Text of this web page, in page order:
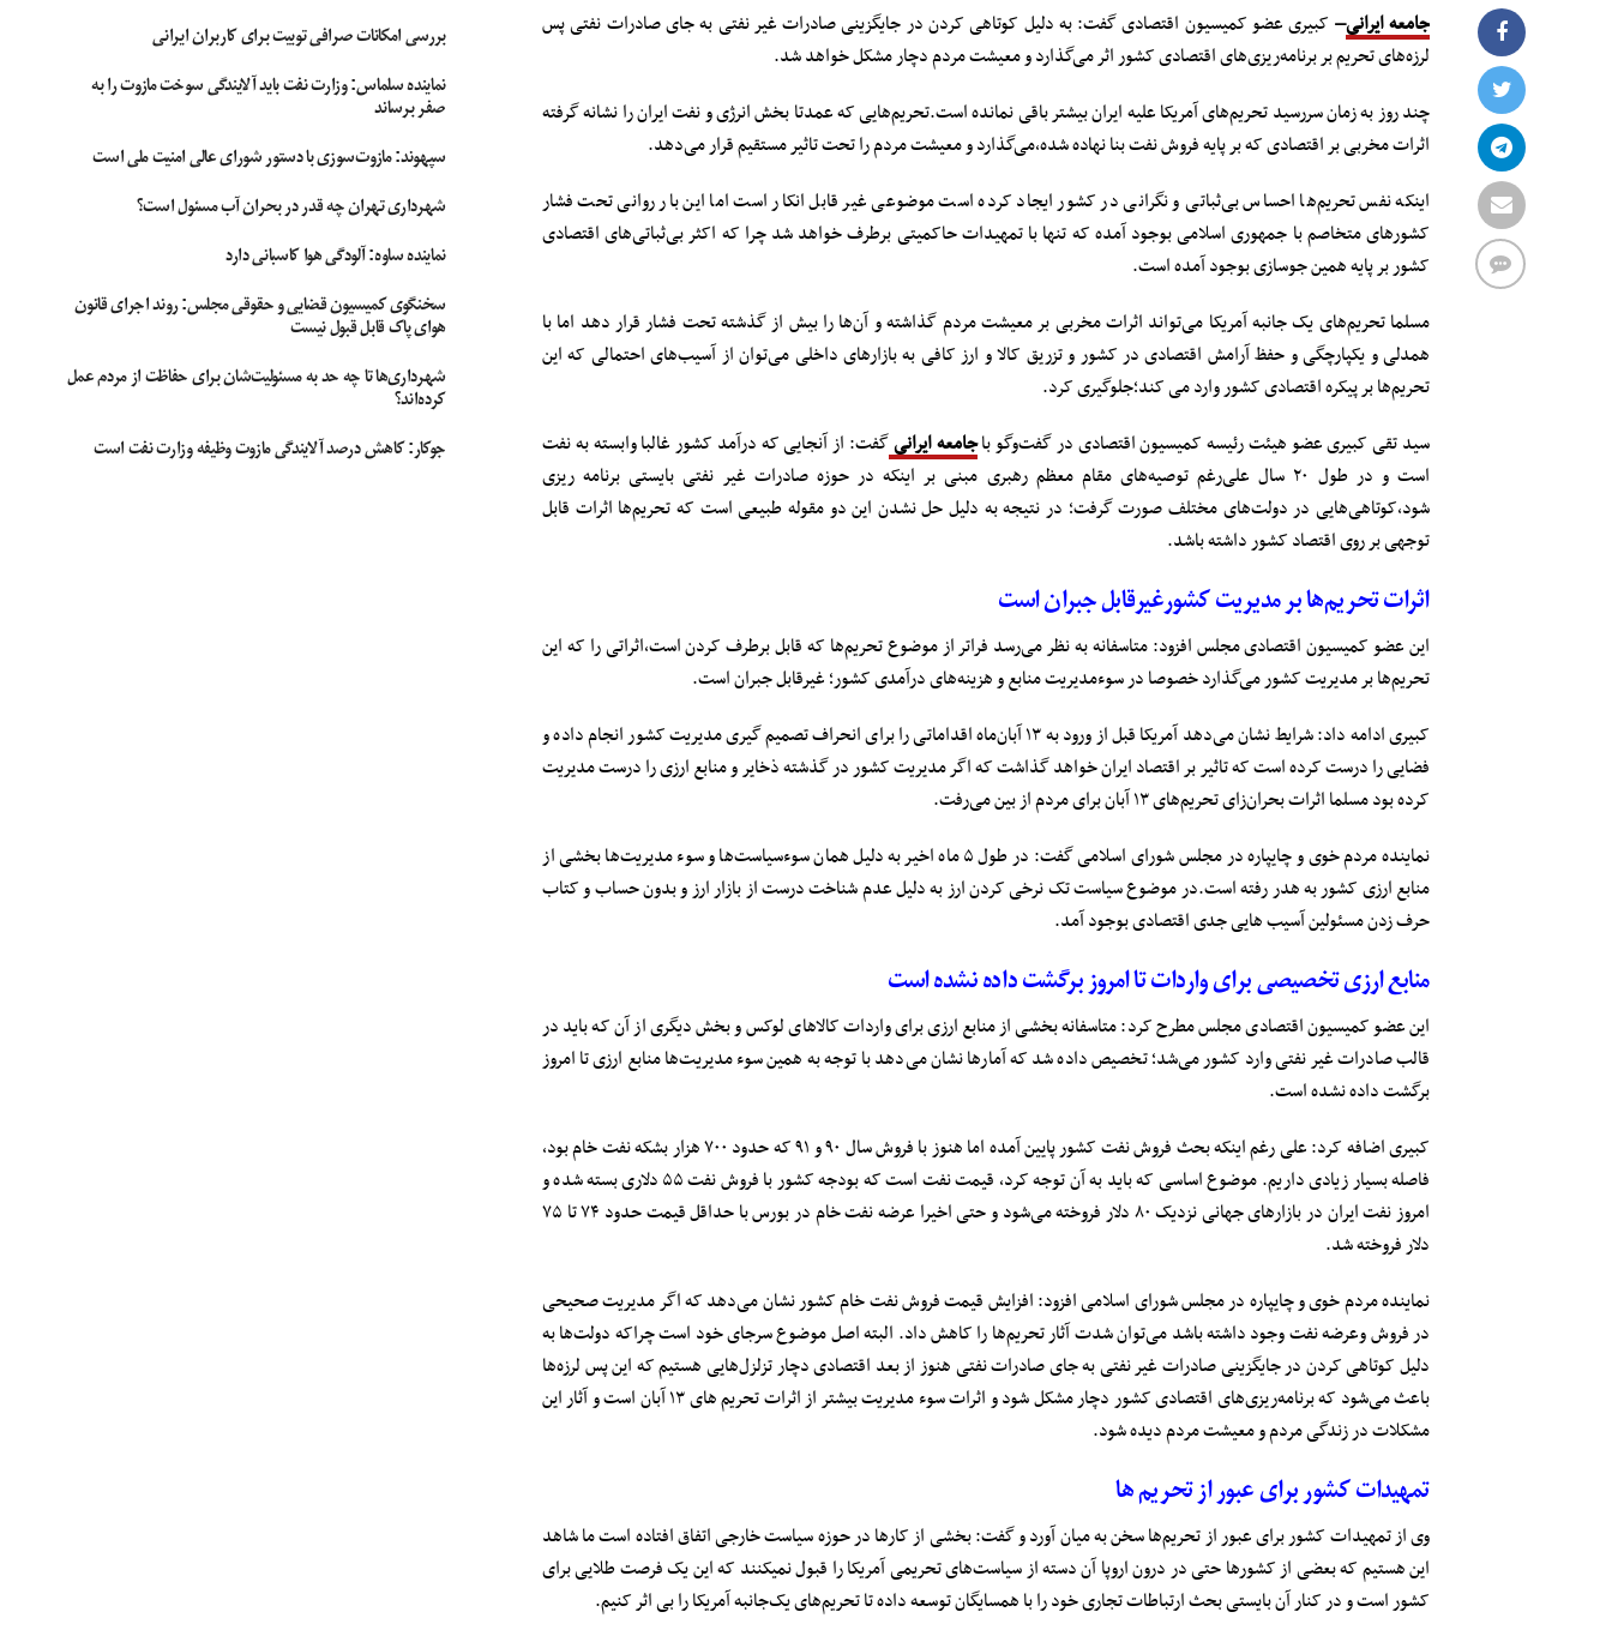
جامعه ایرانی– کبیری عضو کمیسیون اقتصادی گفت: به دلیل کوتاهی کردن در جایگزینی صادرات غیر نفتی به جای صادرات نفتی پس
لرزه‌های تحریم بر برنامه‌ریزی‌های اقتصادی کشور اثر می‌گذارد و معیشت مردم دچار مشکل خواهد شد.
چند روز به زمان سررسید تحریم‌های آمریکا علیه ایران بیشتر باقی نمانده است‌.تحریم‌هایی که عمدتا بخش انرژی و نفت ایران را نشانه گرفته
اثرات مخربی بر اقتصادی که بر پایه فروش نفت بنا نهاده شده،می‌گذارد و معیشت مردم را تحت تاثیر مستقیم قرار می‌دهد.
اینکه نفس تحریم‌ها احساس بی‌ثباتی و نگرانی در کشور ایجاد کرده است موضوعی غیر قابل انکار است اما این بار روانی تحت فشار
کشورهای متخاصم با جمهوری اسلامی بوجود آمده که تنها با تمهیدات حاکمیتی برطرف خواهد شد چرا که اکثر بی‌ثباتی‌های اقتصادی
کشور بر پایه همین جوسازی بوجود آمده است.
مسلما تحریم‌های یک جانبه آمریکا می‌تواند اثرات مخربی بر معیشت مردم گذاشته و آن‌ها را بیش از گذشته تحت فشار قرار دهد اما با
همدلی و یکپارچگی و حفظ آرامش اقتصادی در کشور و تزریق کالا و ارز کافی به بازارهای داخلی می‌توان از آسیب‌های احتمالی که این
تحریم‌ها بر پیکره اقتصادی کشور وارد می کند؛جلوگیری کرد.
سید تقی کبیری عضو هیئت ‌رئیسه کمیسیون اقتصادی در گفت‌وگو باجامعه ایرانیگفت: از آنجایی که درآمد کشور غالبا وابسته به نفت
است و در طول ۲۰ سال علی‌رغم توصیه‌های مقام معظم رهبری مبنی بر اینکه در حوزه صادرات غیر نفتی بایستی برنامه ریزی
شود،کوتاهی‌هایی در دولت‌های مختلف صورت گرفت؛ در نتیجه به دلیل حل نشدن این دو مقوله طبیعی است که تحریم‌ها اثرات قابل
توجهی بر روی اقتصاد کشور داشته باشد.
اثرات تحریم‌ها بر مدیریت کشورغیرقابل جبران است
این عضو کمیسیون اقتصادی مجلس افزود: متاسفانه به نظر می‌رسد فراتر از موضوع تحریم‌ها که قابل برطرف کردن است،اثراتی را که این
تحریم‌ها بر مدیریت کشور می‌گذارد خصوصا در سوء‌مدیریت منابع و هزینه‌های درآمدی‌ کشور؛ غیرقابل جبران است.
کبیری ادامه داد: شرایط نشان می‌دهد آمریکا قبل از ورود به ۱۳ آبان‌ماه اقداماتی را برای انحراف تصمیم گیری مدیریت کشور انجام داده و
فضایی را درست کرده است که تاثیر بر اقتصاد ایران خواهد گذاشت که اگر مدیریت کشور در گذشته ذخایر و منابع ارزی را درست مدیریت
کرده بود مسلما اثرات بحران‌زای تحریم‌های ۱۳ آبان برای مردم از بین می‌رفت.
نماینده مردم خوی و چایپاره در مجلس شورای اسلامی گفت: در طول ۵ ماه اخیر به دلیل همان سوءسیاست‌ها و سوء مدیریت‌ها بخشی از
منابع ارزی کشور به هدر رفته است.در موضوع سیاست تک نرخی کردن ارز به دلیل عدم شناخت درست از بازار ارز و بدون حساب و کتاب
حرف زدن مسئولین آسیب هایی جدی اقتصادی بوجود آمد.
منابع ارزی تخصیصی برای واردات تا امروز برگشت داده نشده است
این عضو کمیسیون اقتصادی مجلس مطرح کرد: متاسفانه بخشی از منابع ارزی برای واردات کالاهای لوکس و بخش دیگری از آن که باید در
قالب صادرات غیر نفتی وارد کشور می‌شد؛ تخصیص داده شد که آمار‌ها نشان می‌دهد با توجه به همین سوء مدیریت‌ها منابع ارزی تا امروز
برگشت داده نشده است.
کبیری اضافه کرد: علی رغم اینکه بحث فروش نفت‌ کشور پایین آمده اما هنوز با فروش سال ۹۰ و ۹۱ که حدود ۷۰۰ هزار بشکه نفت خام بود،
فاصله بسیار زیادی داریم. موضوع اساسی که باید به آن توجه کرد، قیمت نفت است که بودجه کشور با فروش نفت ۵۵ دلاری بسته شده و
امروز نفت ایران در بازارهای جهانی نزدیک ۸۰ دلار فروخته می‌شود و حتی اخیرا عرضه نفت خام در بورس با حداقل قیمت حدود ۷۴ تا ۷۵
دلار فروخته شد.
نماینده مردم خوی و چایپاره در مجلس شورای اسلامی افزود: افزایش قیمت فروش نفت خام کشور نشان می‌دهد که اگر مدیریت صحیحی
در فروش وعرضه نفت وجود داشته باشد می‌توان شدت آثار تحریم‌ها را کاهش داد. البته اصل موضوع سرجای خود است چراکه دولت‌ها به
دلیل کوتاهی کردن در جایگزینی صادرات غیر نفتی به جای صادرات نفتی هنوز از بعد اقتصادی دچار تزلزل‌هایی هستیم که این پس لرزه‌ها
باعث می‌شود که برنامه‌ریزی‌های اقتصادی کشور دچار مشکل شود و اثرات سوء مدیریت بیشتر از اثرات تحریم های ۱۳ آبان است و آثار این
مشکلات در زندگی مردم و معیشت مردم دیده شود.
تمهیدات کشور برای عبور از تحریم ها
وی از تمهیدات کشور برای عبور از تحریم‌ها سخن به میان آورد و گفت: بخشی از کارها در حوزه سیاست خارجی اتفاق افتاده است ما شاهد
این هستیم که بعضی از کشورها حتی در درون اروپا آن دسته از سیاست‌های تحریمی آمریکا را قبول نمیکنند که این یک فرصت طلایی برای
کشور است و در کنار آن بایستی بحث ارتباطات تجاری خود را با همسایگان توسعه داده تا تحریم‌های یک‌جانبه آمریکا را بی اثر کنیم.
بررسی امکانات صرافی توبیت برای کاربران ایرانی
نماینده سلماس: وزارت نفت باید آلایندگی سوخت مازوت را به
صفر برساند
سپهوند:‌ مازوت‌سوزی با دستور شورای عالی امنیت ملی است
شهرداری تهران چه قدر در بحران آب مسئول است؟
نماینده ساوه: آلودگی هوا کاسبانی دارد
سخنگوی کمیسیون قضایی و حقوقی مجلس: روند اجرای قانون
هوای پاک قابل قبول نیست
شهرداری‌ها تا چه حد به مسئولیت‌شان برای حفاظت از مردم عمل
کرده‌اند؟
جوکار: کاهش درصد آلایندگی مازوت وظیفه وزارت نفت است